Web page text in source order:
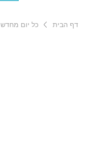
דף הבית כל יום מחדש